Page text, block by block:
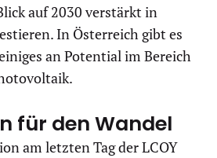
auf 2030 verstärkt in
In Österreich gibt es
an Potential im Bereich
für den Wandel
am letzten Tag der LCOY